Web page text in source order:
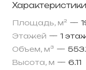
сбоку или
Вход в дом
испортить
вместительный
позволят
Характеристики
Площадь, м² —
Этажей — 1
Объем, м³ —
Высота, м — 6.11